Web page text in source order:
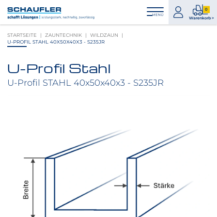
Inhalt
Hauptnavigation
Footernavigation
Logo
Schaufler
verlinkt
zur
MENÜ
zum
Konto
0
Warenkorb >
0
STARTSEITE ZAUNTECHNIK
WILDZAUN
U-PROFIL STAHL 40X50X40X3 - S235JR
Produktbilder
U-Profil Stahl
U-Profil STAHL 40x50x40x3 - S235JR